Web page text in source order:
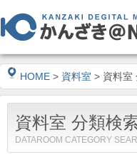
HOME > 資料室 > 資料室
資料室 分類検
DATAROOM CATEGORY